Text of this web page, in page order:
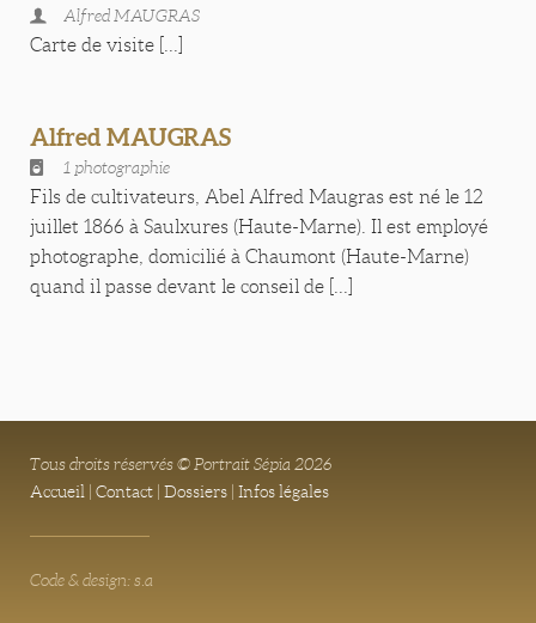
Alfred MAUGRAS
Carte de visite [...]
Alfred MAUGRAS
1 photographie
Fils de cultivateurs, Abel Alfred Maugras est né le 12
juillet 1866 à Saulxures (Haute-Marne). Il est employé
photographe, domicilié à Chaumont (Haute-Marne)
quand il passe devant le conseil de [...]
Tous droits réservés © Portrait Sépia 2026
Accueil
Contact Dossiers Infos légales
Code & design: s.a